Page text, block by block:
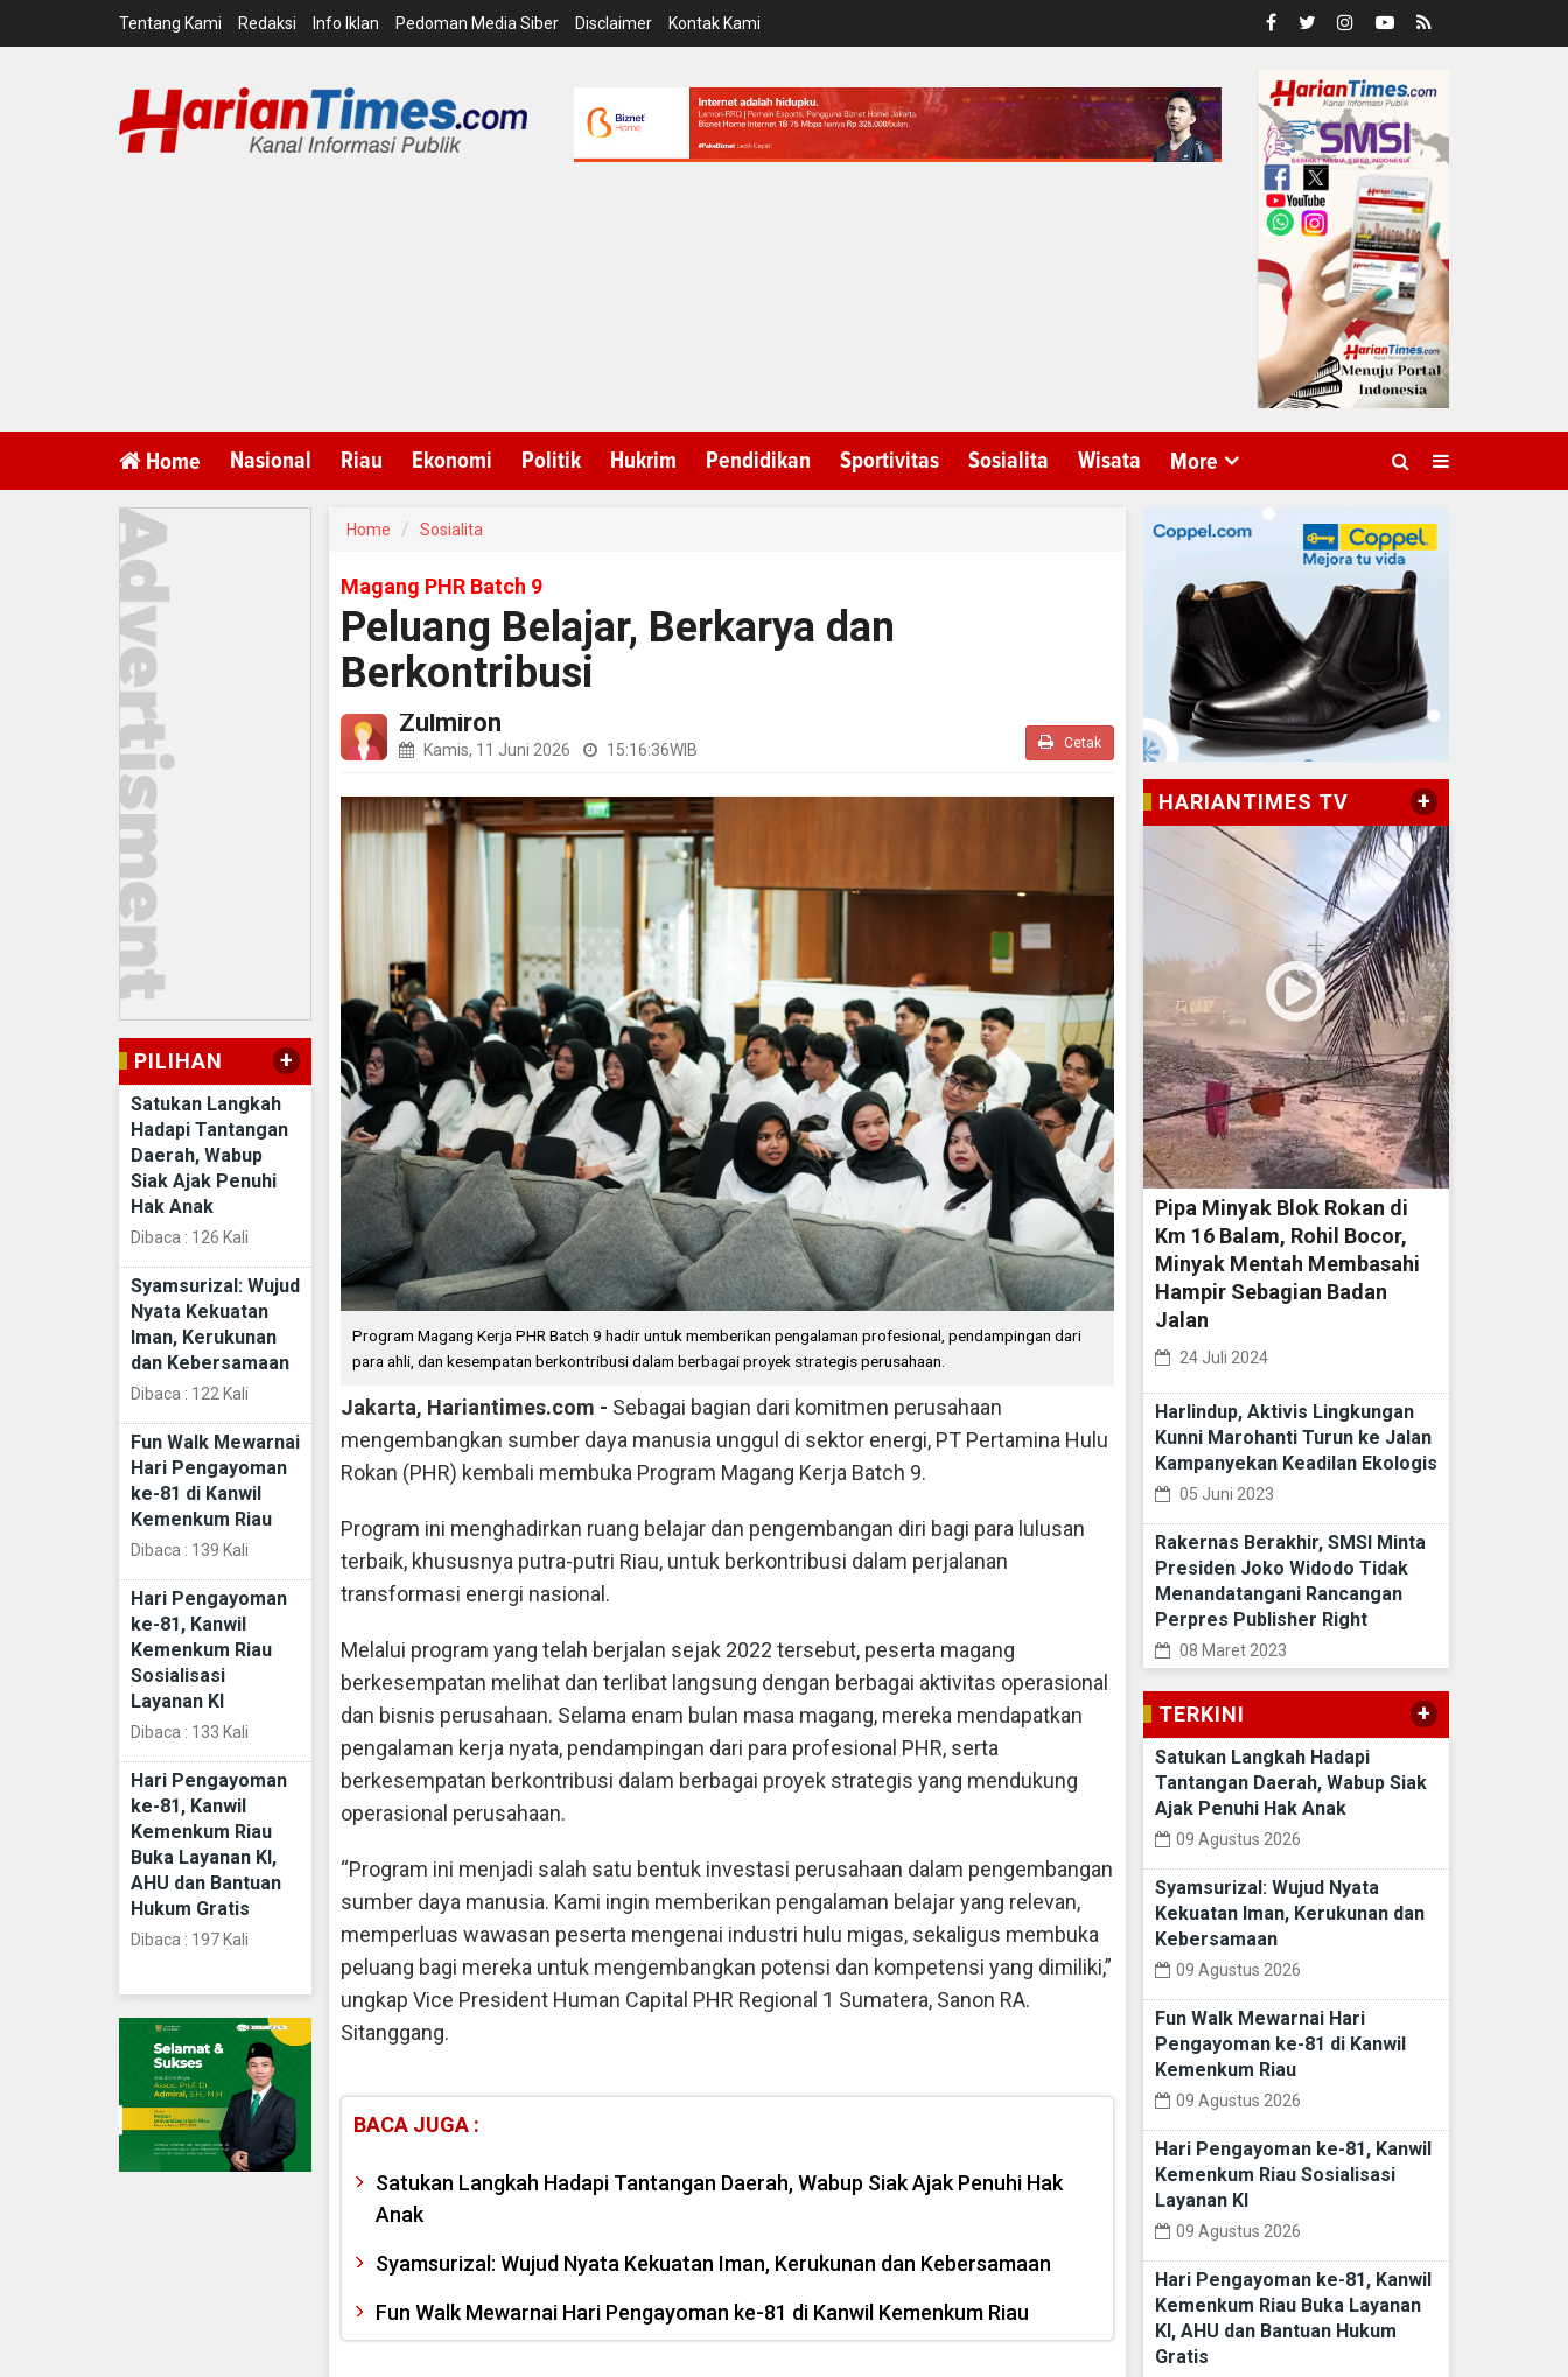
Tentang Kami Redaksi Info Iklan Pedoman Media Siber Disclaimer Kontak Kami
Home Nasional Riau Ekonomi Politik Hukrim Pendidikan Sportivitas Sosialita Wisata More
PILIHAN +
Satukan Langkah
Hadapi Tantangan
Daerah, Wabup
Siak Ajak Penuhi
Hak Anak
Dibaca : 126 Kali
Syamsurizal: Wujud
Nyata Kekuatan
Iman, Kerukunan
dan Kebersamaan
Dibaca : 122 Kali
Fun Walk Mewarnai
Hari Pengayoman
ke-81 di Kanwil
Kemenkum Riau
Dibaca : 139 Kali
Hari Pengayoman
ke-81, Kanwil
Kemenkum Riau
Sosialisasi
Layanan KI
Dibaca : 133 Kali
Hari Pengayoman
ke-81, Kanwil
Kemenkum Riau
Buka Layanan KI,
AHU dan Bantuan
Hukum Gratis
Dibaca : 197 Kali
Home Sosialita
Magang PHR Batch 9
Peluang Belajar, Berkarya dan
Berkontribusi
Zulmiron
Kamis, 11 Juni 2026 15:16:36WIB Cetak
Program Magang Kerja PHR Batch 9 hadir untuk memberikan pengalaman profesional, pendampingan dari
para ahli, dan kesempatan berkontribusi dalam berbagai proyek strategis perusahaan.
Jakarta, Hariantimes.com - Sebagai bagian dari komitmen perusahaan
mengembangkan sumber daya manusia unggul di sektor energi, PT Pertamina Hulu
Rokan (PHR) kembali membuka Program Magang Kerja Batch 9.
Program ini menghadirkan ruang belajar dan pengembangan diri bagi para lulusan
terbaik, khususnya putra-putri Riau, untuk berkontribusi dalam perjalanan
transformasi energi nasional.
Melalui program yang telah berjalan sejak 2022 tersebut, peserta magang
berkesempatan melihat dan terlibat langsung dengan berbagai aktivitas operasional
dan bisnis perusahaan. Selama enam bulan masa magang, mereka mendapatkan
pengalaman kerja nyata, pendampingan dari para profesional PHR, serta
berkesempatan berkontribusi dalam berbagai proyek strategis yang mendukung
operasional perusahaan.
“Program ini menjadi salah satu bentuk investasi perusahaan dalam pengembangan
sumber daya manusia. Kami ingin memberikan pengalaman belajar yang relevan,
memperluas wawasan peserta mengenai industri hulu migas, sekaligus membuka
peluang bagi mereka untuk mengembangkan potensi dan kompetensi yang dimiliki,”
ungkap Vice President Human Capital PHR Regional 1 Sumatera, Sanon RA.
Sitanggang.
BACA JUGA :
Satukan Langkah Hadapi Tantangan Daerah, Wabup Siak Ajak Penuhi Hak
Anak
Syamsurizal: Wujud Nyata Kekuatan Iman, Kerukunan dan Kebersamaan
Fun Walk Mewarnai Hari Pengayoman ke-81 di Kanwil Kemenkum Riau
HARIANTIMES TV +
Pipa Minyak Blok Rokan di
Km 16 Balam, Rohil Bocor,
Minyak Mentah Membasahi
Hampir Sebagian Badan
Jalan
24 Juli 2024
Harlindup, Aktivis Lingkungan
Kunni Marohanti Turun ke Jalan
Kampanyekan Keadilan Ekologis
05 Juni 2023
Rakernas Berakhir, SMSI Minta
Presiden Joko Widodo Tidak
Menandatangani Rancangan
Perpres Publisher Right
08 Maret 2023
TERKINI +
Satukan Langkah Hadapi
Tantangan Daerah, Wabup Siak
Ajak Penuhi Hak Anak
09 Agustus 2026
Syamsurizal: Wujud Nyata
Kekuatan Iman, Kerukunan dan
Kebersamaan
09 Agustus 2026
Fun Walk Mewarnai Hari
Pengayoman ke-81 di Kanwil
Kemenkum Riau
09 Agustus 2026
Hari Pengayoman ke-81, Kanwil
Kemenkum Riau Sosialisasi
Layanan KI
09 Agustus 2026
Hari Pengayoman ke-81, Kanwil
Kemenkum Riau Buka Layanan
KI, AHU dan Bantuan Hukum
Gratis